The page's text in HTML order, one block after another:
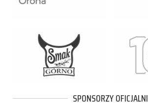
SPONSORZY OFICJALNI